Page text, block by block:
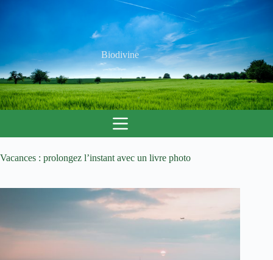
Biodivine
Vacances : prolongez l’instant avec un livre photo